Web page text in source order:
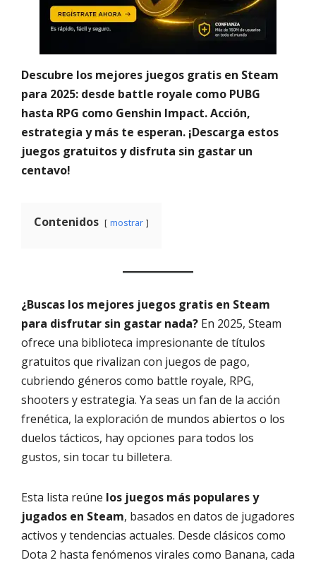
Descubre los mejores juegos gratis en Steam
para 2025: desde battle royale como PUBG
hasta RPG como Genshin Impact. Acción,
estrategia y más te esperan. ¡Descarga estos
juegos gratuitos y disfruta sin gastar un
centavo!
Contenidos mostrar
¿Buscas los mejores juegos gratis en Steam
para disfrutar sin gastar nada? En 2025, Steam
ofrece una biblioteca impresionante de títulos
gratuitos que rivalizan con juegos de pago,
cubriendo géneros como battle royale, RPG,
shooters y estrategia. Ya seas un fan de la acción
frenética, la exploración de mundos abiertos o los
duelos tácticos, hay opciones para todos los
gustos, sin tocar tu billetera.
Esta lista reúne los juegos más populares y
jugados en Steam, basados en datos de jugadores
activos y tendencias actuales. Desde clásicos como
Dota 2 hasta fenómenos virales como Banana, cada